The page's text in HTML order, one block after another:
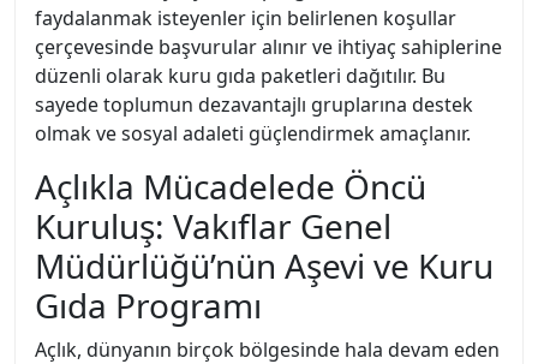
faydalanmak isteyenler için belirlenen koşullar
çerçevesinde başvurular alınır ve ihtiyaç sahiplerine
düzenli olarak kuru gıda paketleri dağıtılır. Bu
sayede toplumun dezavantajlı gruplarına destek
olmak ve sosyal adaleti güçlendirmek amaçlanır.
Açlıkla Mücadelede Öncü
Kuruluş: Vakıflar Genel
Müdürlüğü’nün Aşevi ve Kuru
Gıda Programı
Açlık, dünyanın birçok bölgesinde hala devam eden